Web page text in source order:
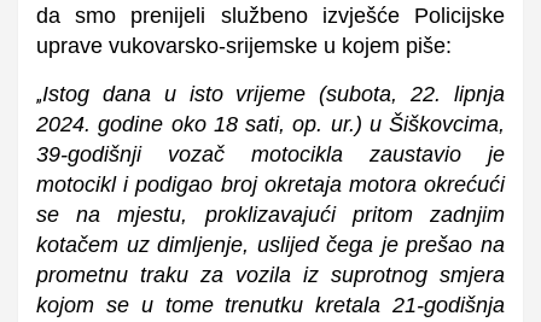
da smo prenijeli službeno izvješće Policijske
uprave vukovarsko-srijemske u kojem piše:
„Istog dana u isto vrijeme (subota, 22. lipnja
2024. godine oko 18 sati, op. ur.) u Šiškovcima,
39-godišnji vozač motocikla zaustavio je
motocikl i podigao broj okretaja motora okrećući
se na mjestu, proklizavajući pritom zadnjim
kotačem uz dimljenje, uslijed čega je prešao na
prometnu traku za vozila iz suprotnog smjera
kojom se u tome trenutku kretala 21-godišnja